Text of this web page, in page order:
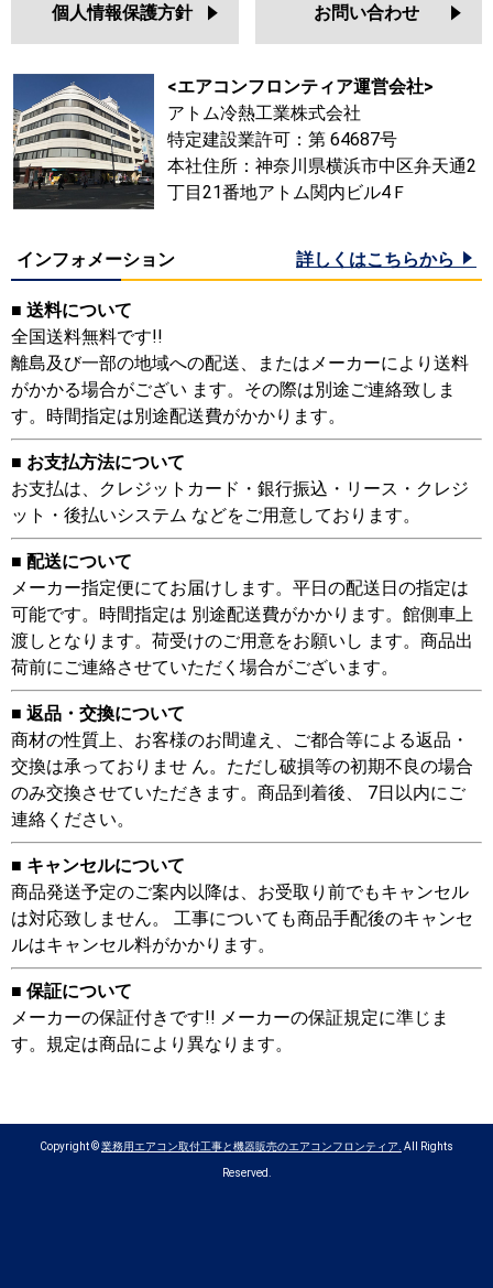
個人情報保護方針 お問い合わせ
<エアコンフロンティア運営会社>
アトム冷熱工業株式会社
特定建設業許可：第 64687号
本社住所：神奈川県横浜市中区弁天通2
丁目21番地アトム関内ビル4Ｆ
インフォメーション 詳しくはこちらから
■ 送料について
全国送料無料です!!
離島及び一部の地域への配送、またはメーカーにより送料
がかかる場合がござい ます。その際は別途ご連絡致しま
す。時間指定は別途配送費がかかります。
■ お支払方法について
お支払は、クレジットカード・銀行振込・リース・クレジ
ット・後払いシステム などをご用意しております。
■ 配送について
メーカー指定便にてお届けします。平日の配送日の指定は
可能です。時間指定は 別途配送費がかかります。館側車上
渡しとなります。荷受けのご用意をお願いし ます。商品出
荷前にご連絡させていただく場合がございます。
■ 返品・交換について
商材の性質上、お客様のお間違え、ご都合等による返品・
交換は承っておりませ ん。ただし破損等の初期不良の場合
のみ交換させていただきます。商品到着後、 7日以内にご
連絡ください。
■ キャンセルについて
商品発送予定のご案内以降は、お受取り前でもキャンセル
は対応致しません。 工事についても商品手配後のキャンセ
ルはキャンセル料がかかります。
■ 保証について
メーカーの保証付きです!! メーカーの保証規定に準じま
す。規定は商品により異なります。
Copyright ©業務用エアコン取付工事と機器販売のエアコンフロンティア. All Rights
Reserved.